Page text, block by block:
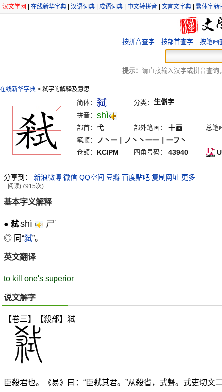
汉文学网 在线新华字典 汉语词典 成语词典 中文转拼音 文言文字典 繁体字转
按拼音查字 按部首查字 按笔画
提示： 请直接输入汉字或拼音查询
在线新华字典 > 弒字的解释及意思
简体： 弑 分类： 生僻字
拼音： shì
部首： 弋 部外笔画： 十画
总笔
笔顺：
ノ丶一丨ノ丶丶一一丨一フ丶
仓颉： KCIPM 四角号码： 43940
分享到： 新浪微博 微信 QQ空间 豆瓣 百度贴吧 复制网址 更多
阅读(7915次)
基本字义解释
● 弒shì ㄕˋ
◎ 同“弑”。
英文翻译
to kill one's superior
说文解字
【卷三】【殺部】 弒
臣殺君也。《易》曰：“臣弒其君。”从殺省，式聲。式吏切